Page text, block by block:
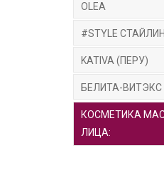
OLEA
#STYLE
KATIVA (ПЕРУ)
БЕЛИТА-ВИТЭКС
КОСМЕТИКА
ЛИЦА: